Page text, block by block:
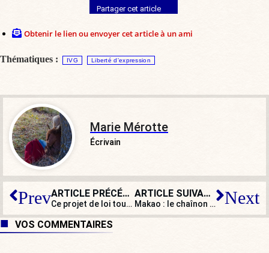
Partager cet article
Obtenir le lien ou envoyer cet article à un ami
Thématiques : IVG Liberté d'expression
Marie Mérotte
Écrivain
Prev ARTICLE PRÉCÉDENT
Ce projet de loi touchera le cœur de l’information, les news plus que les « fake news » !
ARTICLE SUIVANT
Makao : le chaînon manquant entre Jawad Bendaoud et Emmanuel Macron ? Next
VOS COMMENTAIRES